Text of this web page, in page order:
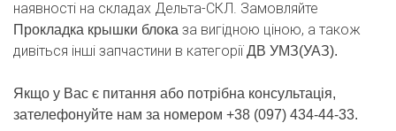
наявності на складах Дельта-СКЛ. Замовляйте
Прокладка крышки блока за вигідною ціною, а також
дивіться інші запчастини в категоріїДВ УМЗ(УАЗ).
Якщо у Вас є питання або потрібна консультація,
зателефонуйте нам за номером +38 (097) 434-44-33.